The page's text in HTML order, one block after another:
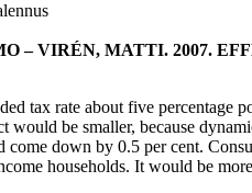
VIRÉN, MATTI. 2007.
tax rate about five
would be smaller, because
down by 0.5 per cent.
households. It would be